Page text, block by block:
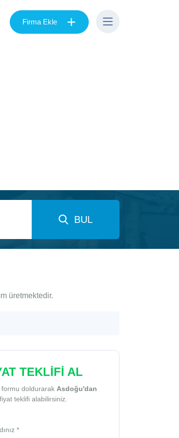
Firma Ekle +
BUL
üretmektedir.
TEKLİFİ AL
formu doldurarakAsdoğu'dan
fiyat teklifi alabilirsiniz.
*